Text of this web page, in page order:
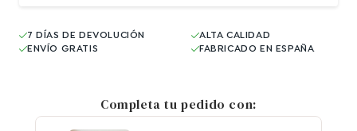
7 DÍAS DE DEVOLUCIÓN
ALTA CALIDAD
ENVÍO GRATIS
FABRICADO EN ESPAÑA
Completa tu pedido con: